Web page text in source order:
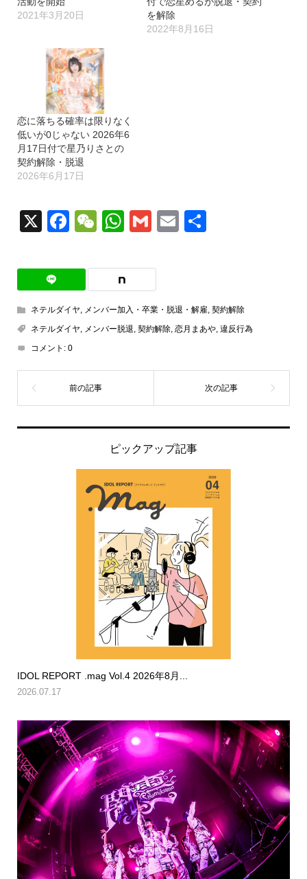
2021年3月20日
を解除
2022年8月16日
恋に落ちる確率は限りなく
低いが0じゃない 2026年6
月17日付で星乃りさとの
契約解除・脱退
2026年6月17日
X Facebook
WeChat
WhatsApp
GmailEmail
ネテルダイヤ, メンバー加入・卒業・脱退・解雇, 契約解除
ネテルダイヤ, メンバー脱退, 契約解除, 恋月まあや, 違反行為
コメント: 0
ピックアップ記事
IDOL REPORT .mag Vol.4 2026年8月...
2026.07.17